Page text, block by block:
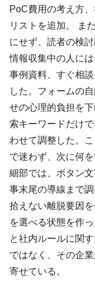
PoC費用の考え方
リストを追加。 ま
にせず、読者の検
情報収集中の人に
事例資料、すぐ相
した。フォームの
せの心理的負担を
索キーワードだけ
わせて調整した。
で迷わず、次に何
細部では、ボタン
事末尾の導線まで
拾えない離脱要因
を選べる状態を作
と社内ルールに関
ではなく、その企
寄せている。